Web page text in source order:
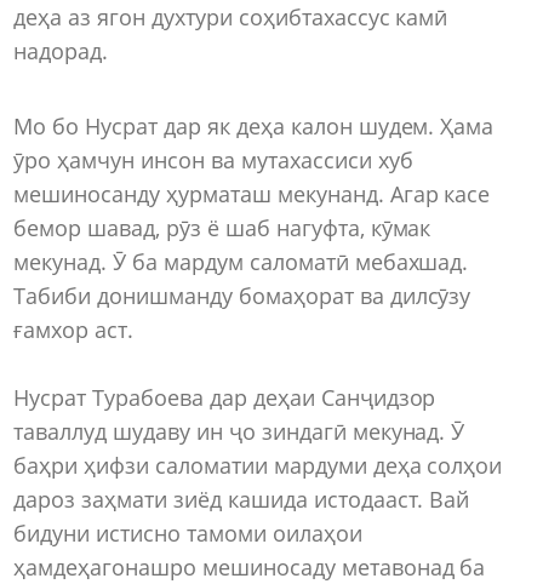
деҳа аз ягон духтури соҳибтахассус камӣ
надорад.
Мо бо Нусрат дар як деҳа калон шудем. Ҳама
ӯро ҳамчун инсон ва мутахассиси хуб
мешиносанду ҳурматаш мекунанд. Агар касе
бемор шавад, рӯз ё шаб нагуфта, кӯмак
мекунад. Ӯ ба мардум саломатӣ мебахшад.
Табиби донишманду бомаҳорат ва дилсӯзу
ғамхор аст.
Нусрат Турабоева дар деҳаи Санҷидзор
таваллуд шудаву ин ҷо зиндагӣ мекунад. Ӯ
баҳри ҳифзи саломатии мардуми деҳа солҳои
дароз заҳмати зиёд кашида истодааст. Вай
бидуни истисно тамоми оилаҳои
ҳамдеҳагонашро мешиносаду метавонад ба